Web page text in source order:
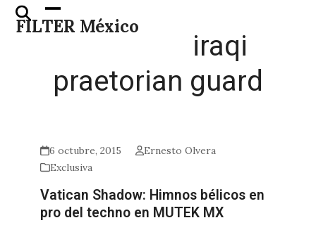
Skip
FILTER México
Open
mobile
Close
mobile
iraqi
praetorian guard
6 octubre, 2015
Ernesto Olvera
Exclusiva
Vatican Shadow: Himnos bélicos en
pro del techno en MUTEK MX